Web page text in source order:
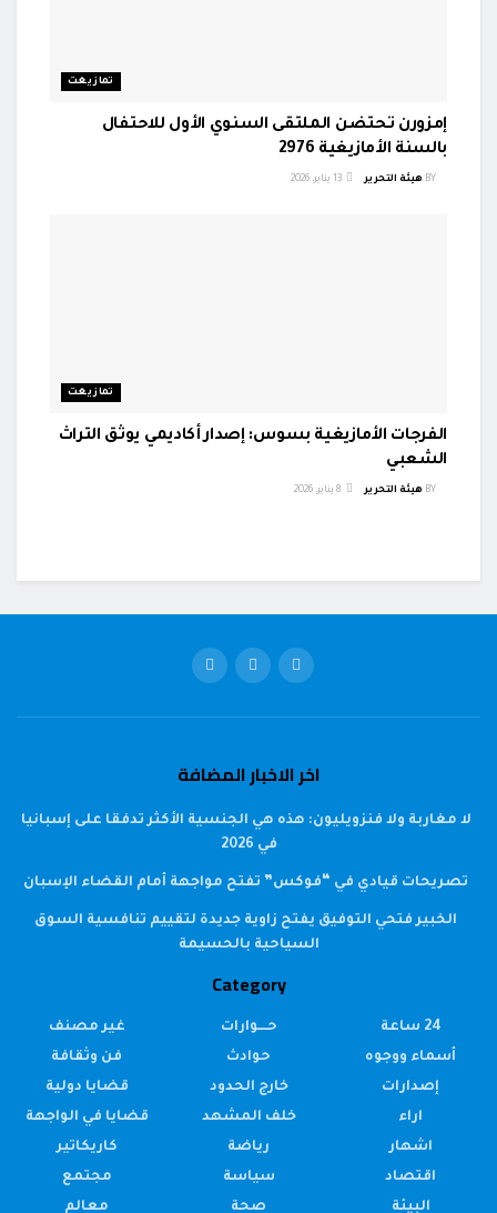
تمازيغت
إمزورن تحتضن الملتقى السنوي الأول للاحتفال
بالسنة الأمازيغية 2976
BY هيئة التحرير
تمازيغت
الفرجات الأمازيغية بسوس: إصدار أكاديمي يوثق التراث
الشعبي
BY هيئة التحرير
اخر الاخبار المضافة
لا مغاربة ولا فنزويليون: هذه هي الجنسية الأكثر تدفقا على إسبانيا
في 2026
تصريحات قيادي في “فوكس” تفتح مواجهة أمام القضاء الإسبان
الخبير فتحي التوفيق يفتح زاوية جديدة لتقييم تنافسية السوق
السياحية بالحسيمة
Category
24 ساعة
أسماء ووجوه
إصدارات
اراء
اشهار
اقتصاد
البيئة
حــــوارات
حوادث
خارج الحدود
خلف المشهد
رياضة
سياسة
صحة
غير مصنف
فن وثقافة
قضايا دولية
قضايا في الواجهة
كاريكاتير
مجتمع
معالم